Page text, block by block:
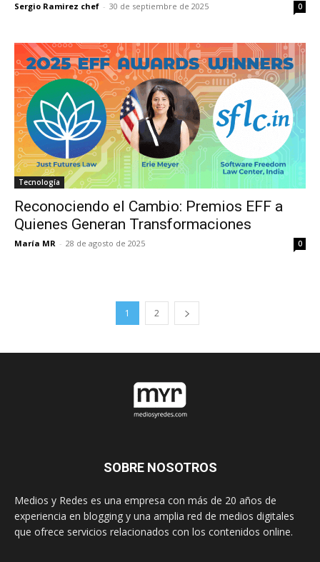
Sergio Ramirez chef - 30 de septiembre de 2025 0
Tecnología
Reconociendo el Cambio: Premios EFF a
Quienes Generan Transformaciones
María MR - 28 de agosto de 2025 0
1 2
SOBRE NOSOTROS
Medios y Redes es una empresa con más de 20 años de
experiencia en blogging y una amplia red de medios digitales
que ofrece servicios relacionados con los contenidos online.